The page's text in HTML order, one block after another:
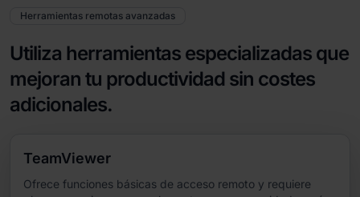
Herramientas remotas avanzadas
Utiliza herramientas especializadas que
mejoran tu productividad sin costes
adicionales.
TeamViewer
Ofrece funciones básicas de acceso remoto y requiere